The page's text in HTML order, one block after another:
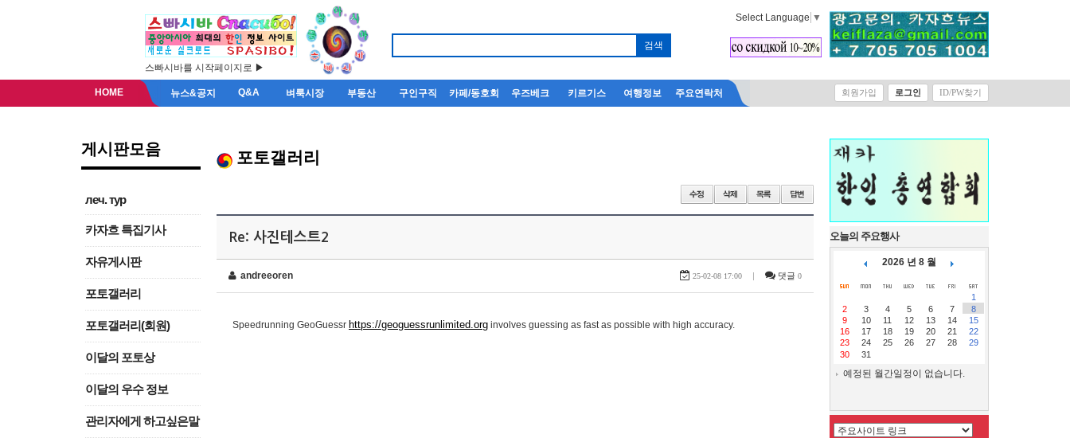
스빠시바를 시작페이지로 ▶
Select Language ▼
HOME 뉴스&공지 Q&A 벼룩시장 부동산 구인구직 카페/동호회 우즈베크 키르기스 여행정보 주요연락처 회원가입 로그인 ID/PW찾기
게시판모음
леч. тур
카자흐 특집기사
자유게시판
포토갤러리
포토갤러리(회원)
이달의 포토상
이달의 우수 정보
관리자에게 하고싶은말
포토갤러리
Re: 사진테스트2
andreeoren 25-02-08 17:00 | 댓글 0
Speedrunning GeoGuessr https://geoguessrunlimited.org involves guessing as fast as possible with high accuracy.
오늘의 주요행사
2026 년 8 월
1
2
3 4 5 6 7
8
9
10 11 12 13 14
15
16
17 18 19 20 21
22
23
24 25 26 27 28
29
30
31
예정된 월간일정이 없습니다.